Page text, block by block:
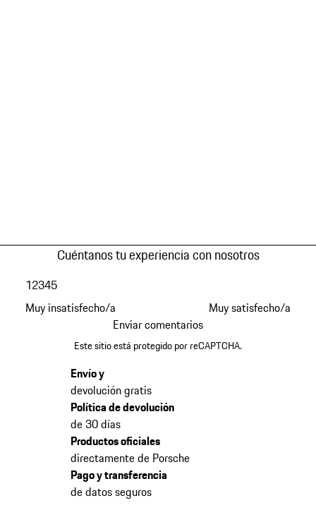
Cuéntanos tu experiencia con nosotros
Muy insatisfecho/a
12345
Muy satisfecho/a
Enviar comentarios
Este sitio está protegido por reCAPTCHA.
Envío y
devolución gratis
Política de devolución
de 30 días
Productos oficiales
directamente de Porsche
Pago y transferencia
de datos seguros